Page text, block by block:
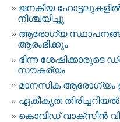
ജനകീയ ഹോട്ടലുകളിൽ
നിശ്ചയിച്ചു
ആരോഗ്യ
ആരംഭിക്കും
ഭിന്ന
സൗകര്യം
മാനസിക ആരോഗ്യം
ഏകീകൃത
കൊവിഡ് വാക്സിൻ